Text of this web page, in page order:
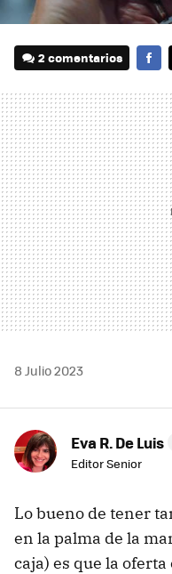
2 comentarios
8 Julio 2023
Eva R. De Luis
Editor Senior
Lo bueno de tener
en la palma de la
caja) es que la